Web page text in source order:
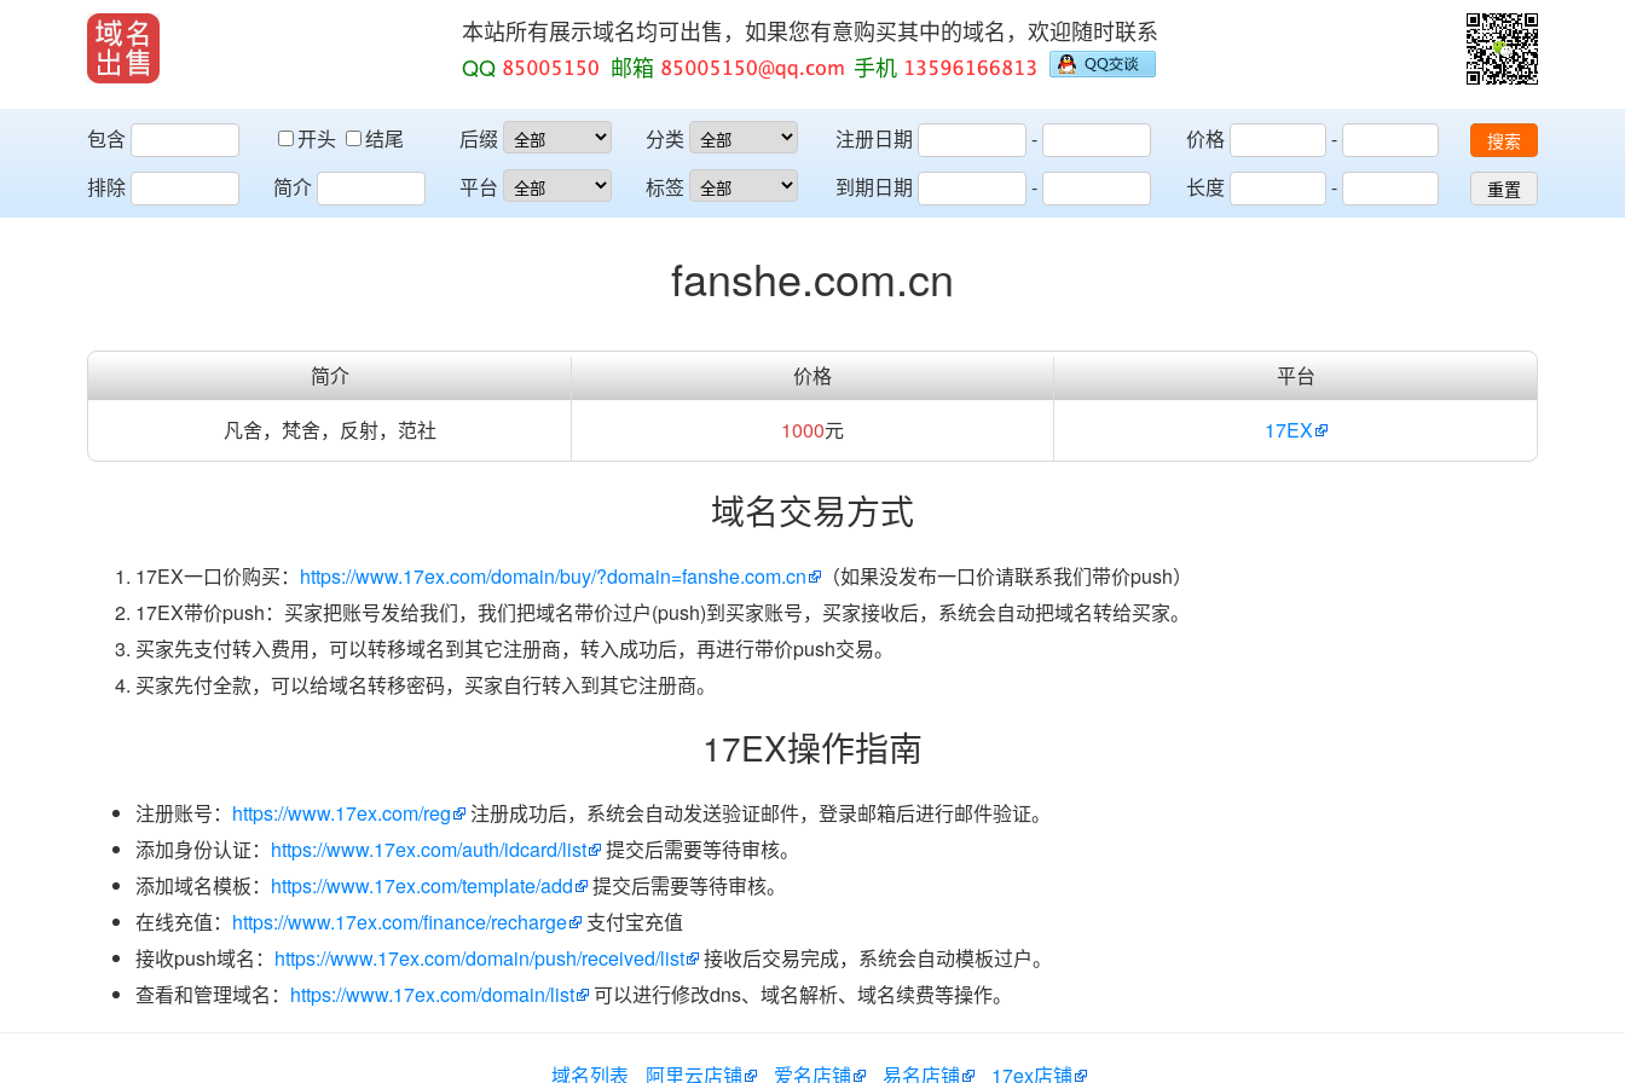
本站所有展示域名均可出售，如果您有意购买其中的域名，欢迎随时联系
QQ
邮箱 手机
包含 开头
结尾
排除
简介
后缀
平台
分类
标签
注册日期
-
到期日期
-
价格
-
长度
-
搜索
重置
fanshe.com.cn
简介 价格
平台
凡舍，梵舍，反射，范社
1000元 17EX
域名交易方式
17EX一口价购买： https://www.17ex.com/domain/buy/?domain=fanshe.com.cn
（如果没发布一口价请联系我们带价push）
17EX带价push：买家把账号发给我们，我们把域名带价过户(push)到买家账号，买家接收后，系统会自动把域名转给买家。
买家先支付转入费用，可以转移域名到其它注册商，转入成功后，再进行带价push交易。
买家先付全款，可以给域名转移密码，买家自行转入到其它注册商。
17EX操作指南
注册账号： https://www.17ex.com/reg
注册成功后，系统会自动发送验证邮件，登录邮箱后进行邮件验证。
添加身份认证： https://www.17ex.com/auth/idcard/list
提交后需要等待审核。
添加域名模板： https://www.17ex.com/template/add
提交后需要等待审核。
在线充值： https://www.17ex.com/finance/recharge
支付宝充值
接收push域名： https://www.17ex.com/domain/push/received/list
接收后交易完成，系统会自动模板过户。
查看和管理域名： https://www.17ex.com/domain/list 可以进行修改dns、域名解析、域名续费等操作。
域名列表 阿里云店铺 爱名店铺 易名店铺 17ex店铺